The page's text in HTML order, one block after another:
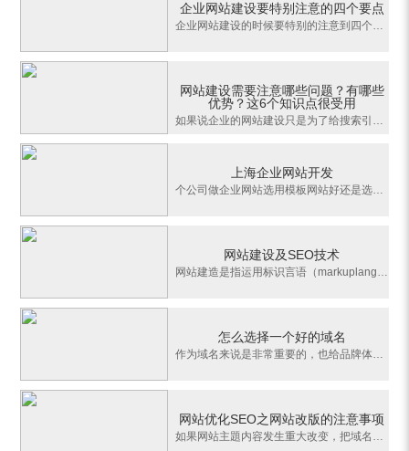
企业网站建设要特别注意的四个要点
企业网站建设的时候要特别的注意到四个要素，这四个要素构成了企业网站建设的基础。也许我们不会把个别的部分看作是主要的部分，但要使整个网站更加完整，下面这四个要素对建立企业网站至关重要。1、网站banner(网站横幅)在网页设计中，网站横幅占据网页界面的很大一部分，横幅图通常是在用户打开网站的时候出现的。找出一条
网站建设需要注意哪些问题？有哪些
优势？这6个知识点很受用
如果说企业的网站建设只是为了给搜索引擎看，那么整个网站围绕的核心点就是网站的流量者，若在网站建设的过程中未考虑到成本、功能、用途等方面引发的问题，那还谈什么流量的导入？后续涉及到的网络营销与提升企业形象又该如何着手布局？因此，在网站建设中，需要注意的问题有哪些？下面我们大致罗列了这6点：1.网站建
上海企业网站开发
个公司做企业网站选用模板网站好还是选用设计定制网站比较好？「上海网站建设」「上海网络推广」网络服务器需要注意的问题上海网站建设公司免费网站建设靠谱吗？上海企业网站开发企业网站开发上海网站开发网站开发上海的企业网站制作公司是非常多的，如何选择好的开发公司呢企业网站开发语言选择：1、ASP2、.NET3、PHP4、JS
网站建设及SEO技术
网站建造是指运用标识言语（markuplanguage)，经过一系列规划、建模、和执行的过程将电子格式的信息经过互联网传输，终究以图形用户界面（GUI）的形式被用户所阅览。简略来说，网页规划的意图便是产生网站。简略的信息如文字，图片（GIF，JPEG，PNG）和表格，都能够经过使超文件标明言语、可扩展超文本标记言语等标明言语放
怎么选择一个好的域名
作为域名来说是非常重要的，也给品牌体现出价值，好的域名能给企业来来具有发展的前景，所以企业建站选择域名是非常重要的位置。域名的选择对于个人网站来说没有什么新鲜的事，但是对于企业来说这是一件非常重要的事，因为这关到企业发展及品牌营销的一部份，当然好的域名很容易受到欢迎，也能给用户留下深刻的现象。今天上
网站优化SEO之网站改版的注意事项
如果网站主題内容发生重大改变，把域名从一个行业换成另一个行业的内容，从SEO角度说，这不是网站改版。首先应该明确，网站改版是万不得已时才做的变化，能不改最好不要改，尤其是网站结构，不过很多时候由于种种原因，设计风格也需要变化，都可能不得不改版网站。1、分步更改网站改版时尽量不要同时更改导航系统。对主要导